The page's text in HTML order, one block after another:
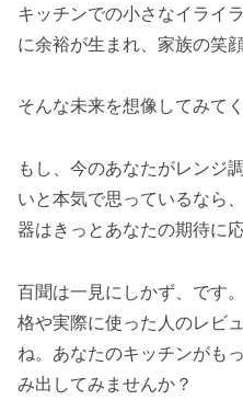
キッチンでの小さなイライ
に余裕が生まれ、家族の笑顔
そんな未来を想像してみてく
もし、今のあなたがレンジ
いと本気で思っているなら
器はきっとあなたの期待に
百聞は一見にしかず、です
格や実際に使った人のレビ
ね。あなたのキッチンがも
み出してみませんか？